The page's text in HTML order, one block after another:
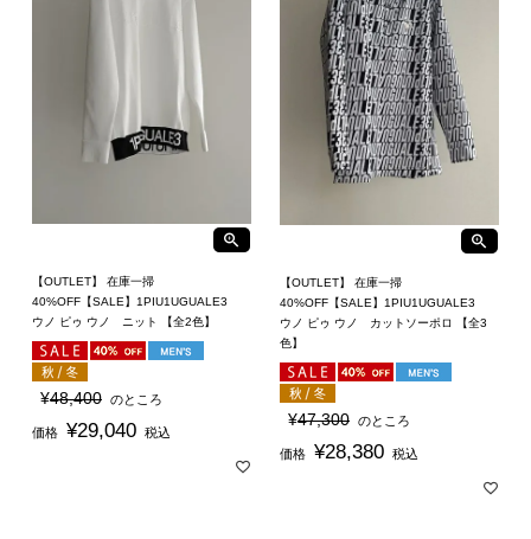
【OUTLET】 在庫一掃
40%OFF【SALE】1PIU1UGUALE3
ウノ ピゥ ウノ ニット 【全2色】
¥48,400 のところ
価格 ¥29,040 税込
【OUTLET】 在庫一掃
40%OFF【SALE】1PIU1UGUALE3
ウノ ピゥ ウノ カットソーポロ 【全3
色】
¥47,300 のところ
価格 ¥28,380 税込